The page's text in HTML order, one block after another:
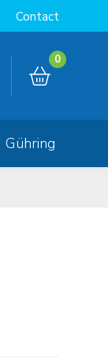
Contact
0
Gühring